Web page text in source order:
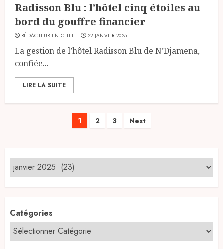
Radisson Blu : l’hôtel cinq étoiles au
bord du gouffre financier
RÉDACTEUR EN CHEF 22 JANVIER 2025
La gestion de l’hôtel Radisson Blu de N’Djamena,
confiée...
LIRE LA SUITE
Pagination
publications
1 2 3 Next
Catégories